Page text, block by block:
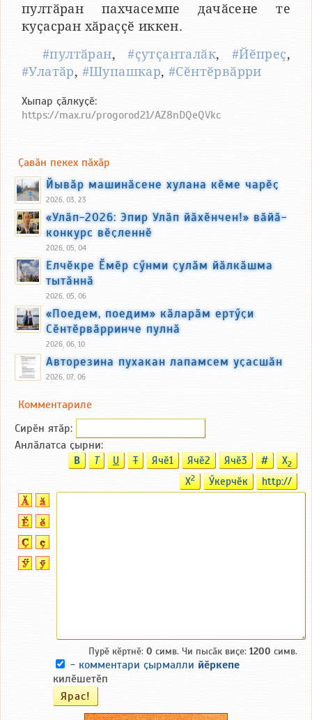
пултӑран пахчасемпе дачӑсене те
куҫасран хӑраҫҫӗ иккен.
#пултӑран,#ҫутҫанталӑк, #Йӗпреҫ,
#Улатӑр, #Шупашкар,#Сӗнтӗрвӑрри
Хыпар ҫӑлкуҫӗ:
https://max.ru/progorod21/AZ8nDQeQVkc
Ҫавӑн пекех пӑхӑр
Йывӑр машинӑсене хулана кӗме чарӗҫ
2026, 03, 23
«Улӑп-2026: Эпир Улӑп йӑхӗнчен!» вӑйӑ-
конкурс вӗҫленнӗ
2026, 05, 04
Елчӗкре Ӗмӗр сӳнми ҫулӑм йӑлкӑшма
тытӑннӑ
2026, 05, 06
«Поедем, поедим» кӑларӑм ертӳҫи
Сӗнтӗрвӑрринче пулнӑ
2026, 06, 10
Авторезина пухакан лапамсем уҫасшӑн
2026, 07, 06
Комментариле
Сирӗн ятӑp:
Анлӑлатса ҫырни:
B T U T Ячӗ1 Ячӗ2 Ячӗ3 # X2
X2 Ӳкерчӗк http://
Пурӗ кӗртнӗ: 0 симв. Чи пысӑк виҫе: 1200 симв.
- комментари ҫырмалли йӗркепе
килӗшетӗп